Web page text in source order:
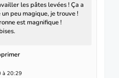
les pâtes levées ! Ça a
peu magique, je trouve !
est magnifique !
à 20:29